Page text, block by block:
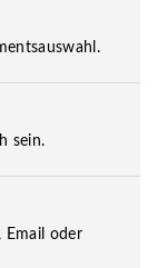
sein.
Email oder